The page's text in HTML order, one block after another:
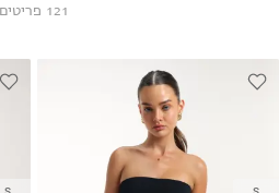
121 פריטים